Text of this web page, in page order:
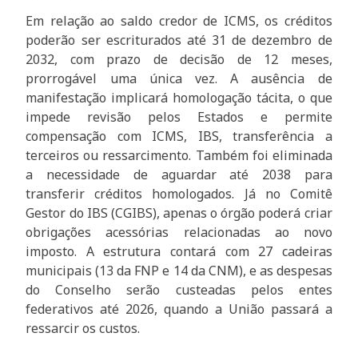
Em relação ao saldo credor de ICMS, os créditos
poderão ser escriturados até 31 de dezembro de
2032, com prazo de decisão de 12 meses,
prorrogável uma única vez. A ausência de
manifestação implicará homologação tácita, o que
impede revisão pelos Estados e permite
compensação com ICMS, IBS, transferência a
terceiros ou ressarcimento. Também foi eliminada
a necessidade de aguardar até 2038 para
transferir créditos homologados. Já no Comitê
Gestor do IBS (CGIBS), apenas o órgão poderá criar
obrigações acessórias relacionadas ao novo
imposto. A estrutura contará com 27 cadeiras
municipais (13 da FNP e 14 da CNM), e as despesas
do Conselho serão custeadas pelos entes
federativos até 2026, quando a União passará a
ressarcir os custos.